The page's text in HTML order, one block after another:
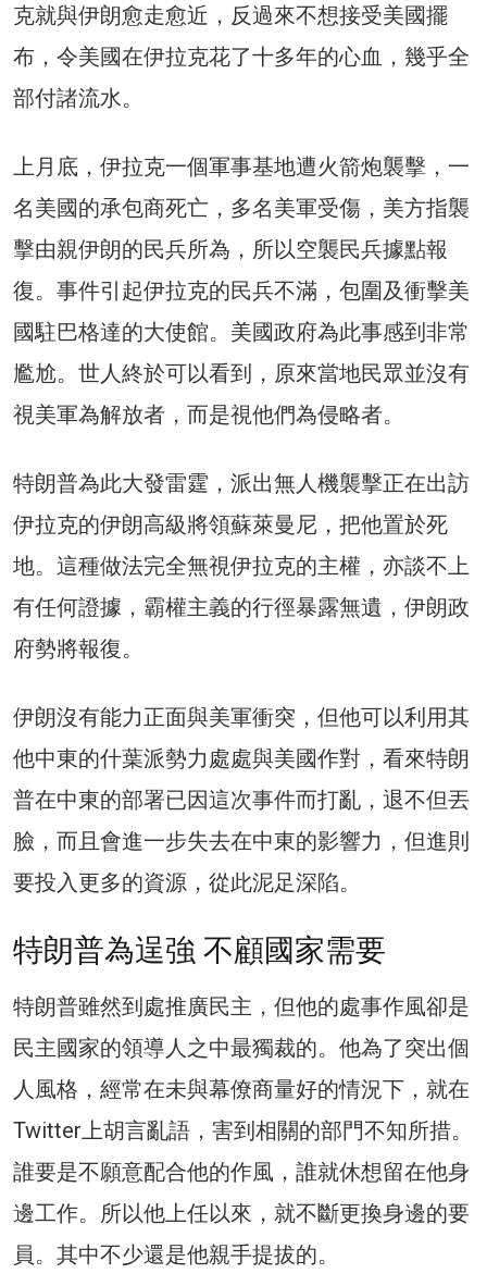
克就與伊朗愈走愈近，反過來不想接受美國擺
布，令美國在伊拉克花了十多年的心血，幾乎全
部付諸流水。
上月底，伊拉克一個軍事基地遭火箭炮襲擊，一
名美國的承包商死亡，多名美軍受傷，美方指襲
擊由親伊朗的民兵所為，所以空襲民兵據點報
復。事件引起伊拉克的民兵不滿，包圍及衝擊美
國駐巴格達的大使館。美國政府為此事感到非常
尷尬。世人終於可以看到，原來當地民眾並沒有
視美軍為解放者，而是視他們為侵略者。
特朗普為此大發雷霆，派出無人機襲擊正在出訪
伊拉克的伊朗高級將領蘇萊曼尼，把他置於死
地。這種做法完全無視伊拉克的主權，亦談不上
有任何證據，霸權主義的行徑暴露無遺，伊朗政
府勢將報復。
伊朗沒有能力正面與美軍衝突，但他可以利用其
他中東的什葉派勢力處處與美國作對，看來特朗
普在中東的部署已因這次事件而打亂，退不但丟
臉，而且會進一步失去在中東的影響力，但進則
要投入更多的資源，從此泥足深陷。
特朗普為逞強 不顧國家需要
特朗普雖然到處推廣民主，但他的處事作風卻是
民主國家的領導人之中最獨裁的。他為了突出個
人風格，經常在未與幕僚商量好的情況下，就在
Twitter上胡言亂語，害到相關的部門不知所措。
誰要是不願意配合他的作風，誰就休想留在他身
邊工作。所以他上任以來，就不斷更換身邊的要
員。其中不少還是他親手提拔的。